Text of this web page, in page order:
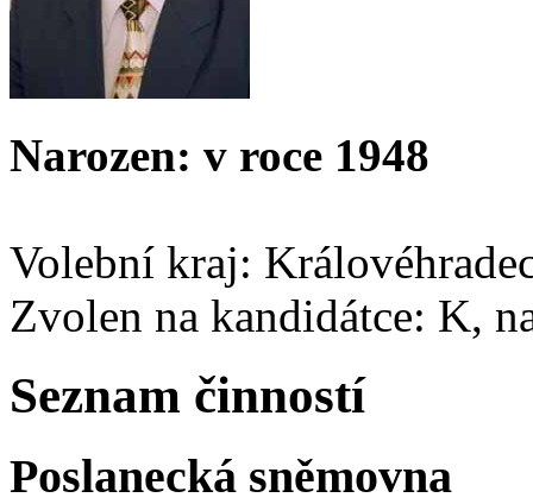
Narozen: v roce 1948
Volební kraj:
Zvolen na kandidátce: K,
Seznam činností
Poslanecká sněmovna